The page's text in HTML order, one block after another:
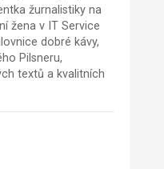
žurnalistiky na
žena v IT Service
dobré kávy,
Pilsneru,
textů a kvalitních